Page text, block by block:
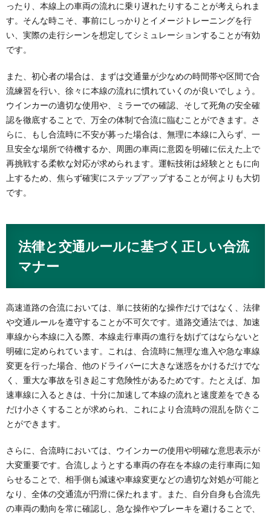
ったり、本線上の車両の流れに乗り遅れたりすることが考えられま
す。そんな時こそ、事前にしっかりとイメージトレーニングを行
い、実際の走行シーンを想定してシミュレーションすることが有効
です。
また、初心者の場合は、まずは交通量が少なめの時間帯や区間で合
流練習を行い、徐々に本線の流れに慣れていくのが良いでしょう。
ウインカーの適切な使用や、ミラーでの確認、そして死角の安全確
認を徹底することで、万全の体制で合流に臨むことができます。さ
らに、もし合流時に不安が募った場合は、無理に本線に入らず、一
旦安全な場所で待機するか、周囲の車両に意図を明確に伝えた上で
再挑戦する柔軟な対応が求められます。運転技術は経験とともに向
上するため、焦らず確実にステップアップすることが何よりも大切
です。
法律と交通ルールに基づく正しい合流
マナー
高速道路の合流においては、単に技術的な操作だけではなく、法律
や交通ルールを遵守することが不可欠です。道路交通法では、加速
車線から本線に入る際、本線走行車両の進行を妨げてはならないと
明確に定められています。これは、合流時に無理な進入や急な車線
変更を行った場合、他のドライバーに大きな迷惑をかけるだけでな
く、重大な事故を引き起こす危険性があるためです。たとえば、加
速車線に入るときは、十分に加速して本線の流れと速度差をできる
だけ小さくすることが求められ、これにより合流時の混乱を防ぐこ
とができます。
さらに、合流時においては、ウインカーの使用や明確な意思表示が
大変重要です。合流しようとする車両の存在を本線の走行車両に知
らせることで、相手側も減速や車線変更などの適切な対処が可能と
なり、全体の交通流が円滑に保たれます。また、自分自身も合流先
の車両の動向を常に確認し、急な操作やブレーキを避けることで、